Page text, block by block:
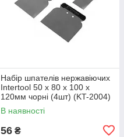
Набір шпателів нержавіючих
Intertool 50 x 80 x 100 x
120мм чорні (4шт) (KT-2004)
В наявності
56 ₴